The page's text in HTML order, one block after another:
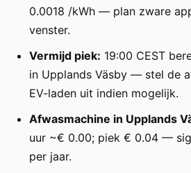
0.0018 /kWh — plan zware
venster.
Vermijd piek: 19:00 CEST
in Upplands Väsby — stel de
EV-laden uit indien mogelijk.
Afwasmachine in Upplands
uur ~€ 0.00; piek € 0.04 —
per jaar.